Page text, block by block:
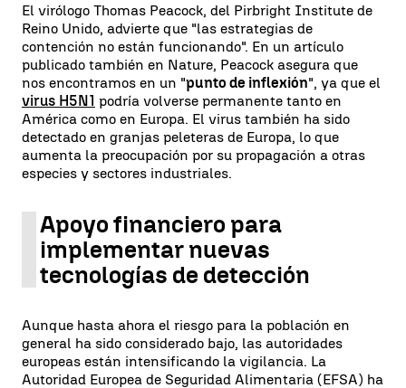
El virólogo Thomas Peacock, del Pirbright Institute de
Reino Unido, advierte que "las estrategias de
contención no están funcionando". En un artículo
publicado también en Nature, Peacock asegura que
nos encontramos en un "punto de inflexión", ya que el
virus H5N1 podría volverse permanente tanto en
América como en Europa. El virus también ha sido
detectado en granjas peleteras de Europa, lo que
aumenta la preocupación por su propagación a otras
especies y sectores industriales.
Apoyo financiero para
implementar nuevas
tecnologías de detección
Aunque hasta ahora el riesgo para la población en
general ha sido considerado bajo, las autoridades
europeas están intensificando la vigilancia. La
Autoridad Europea de Seguridad Alimentaria (EFSA) ha